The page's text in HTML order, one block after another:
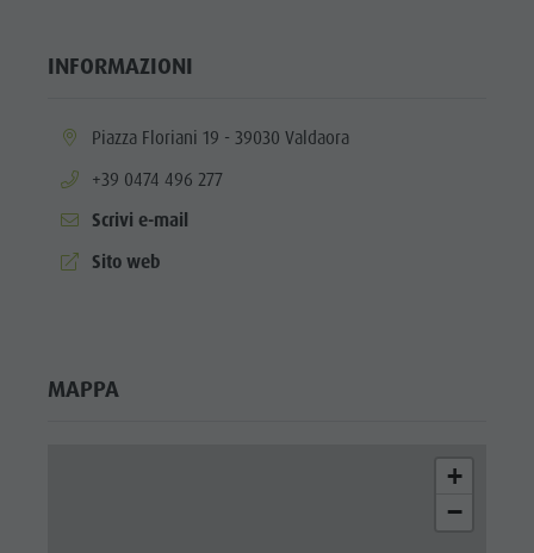
INFORMAZIONI
aria.location:
Piazza Floriani 19 - 39030 Valdaora
aria.phone:
+39 0474 496 277
Scrivi e-mail
aria.website:
Sito web
MAPPA
+
−